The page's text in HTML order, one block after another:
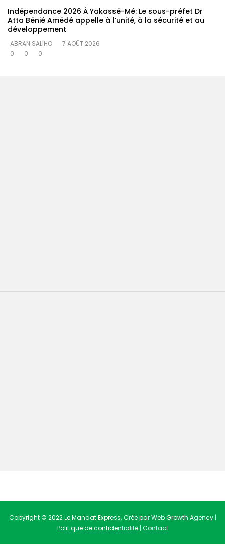
Indépendance 2026 À Yakassé-Mé: Le sous-préfet Dr
Atta Bénié Amédé appelle à l’unité, à la sécurité et au
développement
ABRAN SALIHO
7 AOÛT 2026
0
0 0
Copyright © 2022 Le Mandat Express. Crée par Web Growth Agency |
Politique de confidentialité| Contact